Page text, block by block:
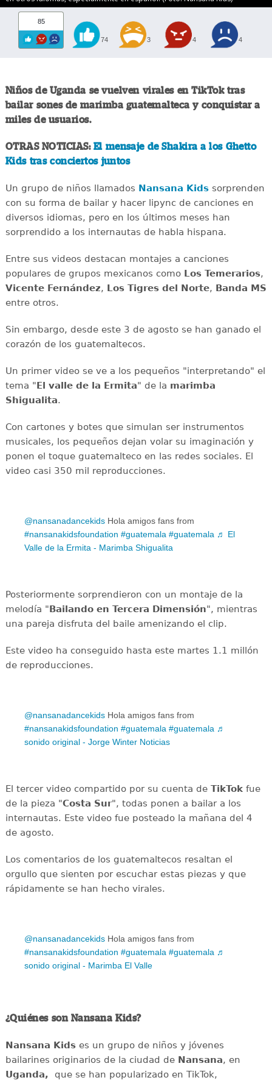
85
74 3 4 4
Niños de Uganda se vuelven virales en TikTok tras
bailar sones de marimba guatemalteca y conquistar a
miles de usuarios.
OTRAS NOTICIAS: El mensaje de Shakira a los Ghetto
Kids tras conciertos juntos
Un grupo de niños llamados Nansana Kidssorprenden
con su forma de bailar y hacer lipync de canciones en
diversos idiomas, pero en los últimos meses han
sorprendido a los internautas de habla hispana.
Entre sus videos destacan montajes a canciones
populares de grupos mexicanos como Los Temerarios,
Vicente Fernández, Los Tigres del Norte, Banda MS
entre otros.
Sin embargo, desde este 3 de agosto se han ganado el
corazón de los guatemaltecos.
Un primer video se ve a los pequeños "interpretando" el
tema "El valle de la Ermita" de la marimba
Shigualita.
Con cartones y botes que simulan ser instrumentos
musicales, los pequeños dejan volar su imaginación y
ponen el toque guatemalteco en las redes sociales. El
video casi 350 mil reproducciones.
@nansanadancekids Hola amigos fans from
#nansanakidsfoundation #guatemala #guatemala ♬ El
Valle de la Ermita - Marimba Shigualita
Posteriormente sorprendieron con un montaje de la
melodía "Bailando en Tercera Dimensión", mientras
una pareja disfruta del baile amenizando el clip.
Este video ha conseguido hasta este martes 1.1 millón
de reproducciones.
@nansanadancekids Hola amigos fans from
#nansanakidsfoundation #guatemala #guatemala ♬
sonido original - Jorge Winter Noticias
El tercer video compartido por su cuenta de TikTokfue
de la pieza "Costa Sur", todas ponen a bailar a los
internautas. Este video fue posteado la mañana del 4
de agosto.
Los comentarios de los guatemaltecos resaltan el
orgullo que sienten por escuchar estas piezas y que
rápidamente se han hecho virales.
@nansanadancekids Hola amigos fans from
#nansanakidsfoundation #guatemala #guatemala ♬
sonido original - Marimba El Valle
¿Quiénes son Nansana Kids?
Nansana Kidses un grupo de niños y jóvenes
bailarines originarios de la ciudad de Nansana, en
Uganda, que se han popularizado en TikTok,